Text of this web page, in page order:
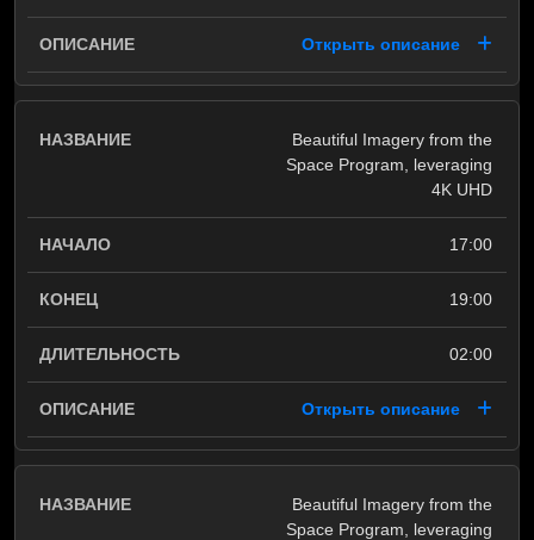
Открыть описание
Beautiful Imagery from the
Space Program, leveraging
4K UHD
17:00
19:00
02:00
Открыть описание
Beautiful Imagery from the
Space Program, leveraging